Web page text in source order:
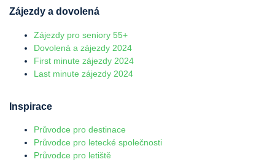
Zájezdy a dovolená
Zájezdy pro seniory 55+
Dovolená a zájezdy 2024
First minute zájezdy 2024
Last minute zájezdy 2024
Inspirace
Průvodce pro destinace
Průvodce pro letecké společnosti
Průvodce pro letiště